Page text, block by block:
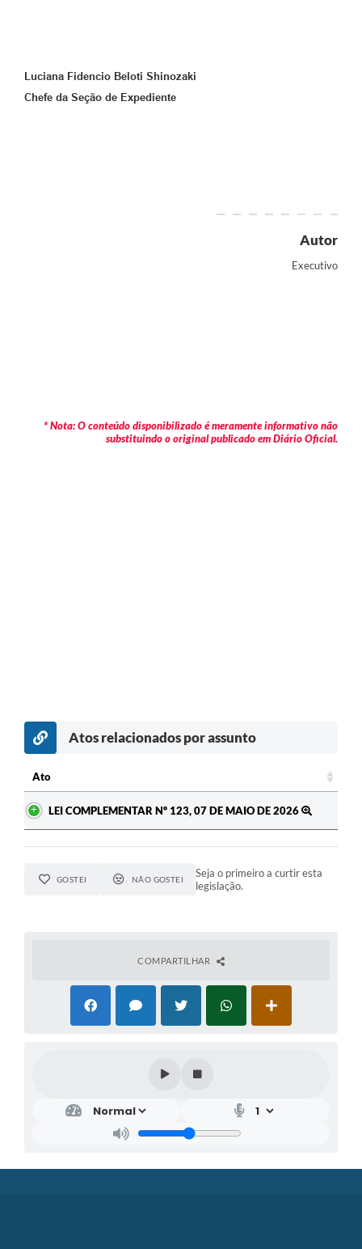
Luciana Fidencio Beloti Shinozaki
Chefe da Seção de Expediente
Autor
Executivo
* Nota: O conteúdo disponibilizado é meramente informativo não
substituindo o original publicado em Diário Oficial.
Atos relacionados por assunto
Ato
LEI COMPLEMENTAR Nº 123, 07 DE MAIO DE 2026
GOSTEI NÃO GOSTEI
Seja o primeiro a curtir esta
legislação.
COMPARTILHAR